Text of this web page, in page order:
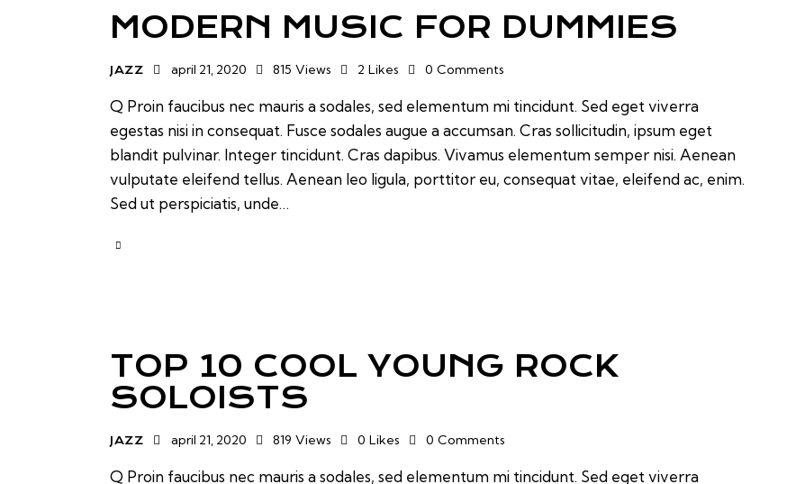
MODERN MUSIC FOR DUMMIES
JAZZ april 21, 2020 815 Views 2 Likes 0 Comments
Q Proin faucibus nec mauris a sodales, sed elementum mi tincidunt. Sed eget viverra
egestas nisi in consequat. Fusce sodales augue a accumsan. Cras sollicitudin, ipsum eget
blandit pulvinar. Integer tincidunt. Cras dapibus. Vivamus elementum semper nisi. Aenean
vulputate eleifend tellus. Aenean leo ligula, porttitor eu, consequat vitae, eleifend ac, enim.
Sed ut perspiciatis, unde…
TOP 10 COOL YOUNG ROCK
SOLOISTS
JAZZ april 21, 2020 819 Views 0 Likes 0 Comments
Q Proin faucibus nec mauris a sodales, sed elementum mi tincidunt. Sed eget viverra